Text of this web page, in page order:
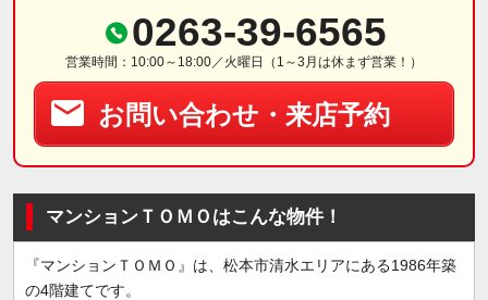
0263-39-6565
営業時間：10:00～18:00／火曜日（1～3月は休まず営業！）
お問い合わせ・来店予約
マンションＴＯＭＯはこんな物件！
『マンションＴＯＭＯ』は、松本市清水エリアにある1986年築
の4階建てです。